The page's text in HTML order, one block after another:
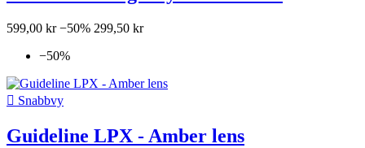
599,00 kr −50% 299,50 kr
−50%
 Snabbvy
Guideline LPX - Amber lens